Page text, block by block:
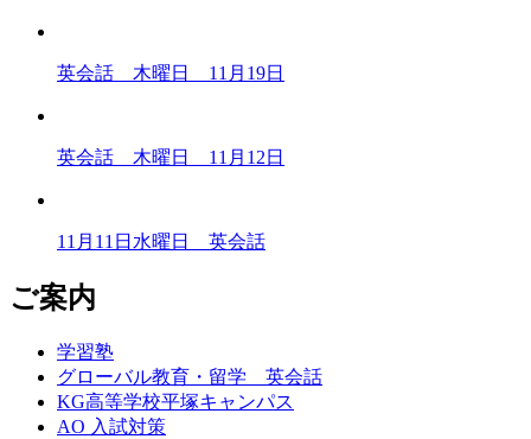
英会話 木曜日 11月19日
英会話 木曜日 11月12日
11月11日水曜日 英会話
ご案内
学習塾
グローバル教育・留学 英会話
KG高等学校平塚キャンパス
AO 入試対策